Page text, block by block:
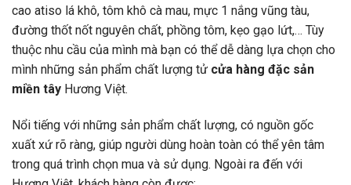
cao atiso lá khô, tôm khô cà mau, mực 1 nắng vũng tàu,
đường thốt nốt nguyên chất, phồng tôm, kẹo gạo lứt,… Tùy
thuộc nhu cầu của mình mà bạn có thể dễ dàng lựa chọn cho
mình những sản phẩm chất lượng tử cửa hàng đặc sản
miền tây Hương Việt.
Nổi tiếng với những sản phẩm chất lượng, có nguồn gốc
xuất xứ rõ ràng, giúp người dùng hoàn toàn có thể yên tâm
trong quá trình chọn mua và sử dụng. Ngoài ra đến với